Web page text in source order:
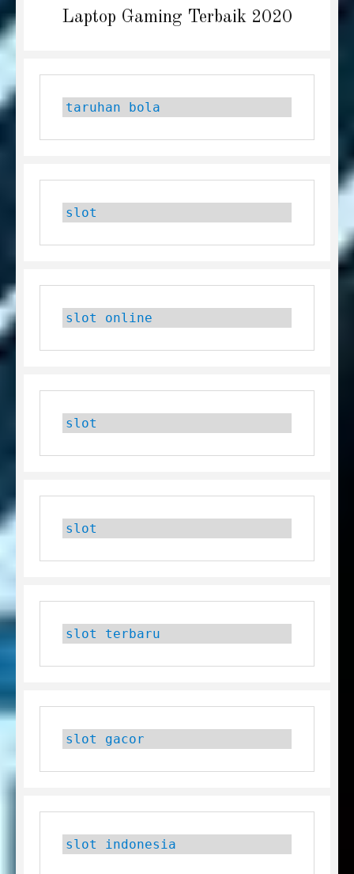
Laptop Gaming Terbaik 2020
taruhan bola
slot
slot online
slot
slot
slot terbaru
slot gacor
slot indonesia